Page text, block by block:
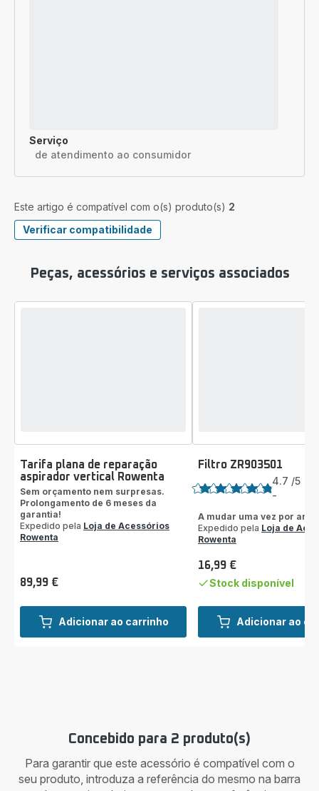
Serviço
de atendimento ao consumidor
Este artigo é compatível com o(s) produto(s) 2
Verificar compatibilidade
Peças, acessórios e serviços associados
Adicionar ao carrinho
Tarifa plana de reparação
aspirador vertical Rowenta
Sem orçamento nem surpresas.
Prolongamento de 6 meses da
garantia!
Expedido pela Loja de Acessórios
Rowenta
Preço
89,99 €
Adicionar ao
Filtro ZR903501
Classificação
4.7 /5
-
A mudar uma vez por ano
Expedido pela Loja de
Rowenta
Preço
16,99 €
Stock disponível
Concebido para 2 produto(s)
Para garantir que este acessório é compatível com o
seu produto, introduza a referência do mesmo na barra